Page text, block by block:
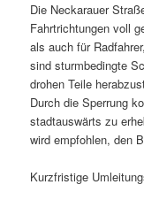
Die Neckarauer
Fahrtrichtungen voll
als auch für
sind sturmbedingte
drohen Teile
Durch die Sperrung
stadtauswärts zu
wird empfohlen, den
Kurzfristige